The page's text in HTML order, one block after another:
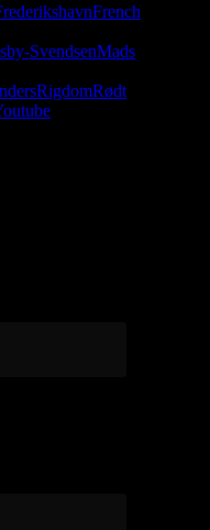
French
SvendsenMads
RigdomRødt